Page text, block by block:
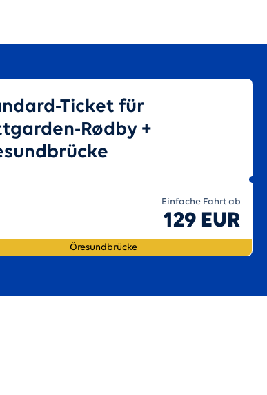
Ticket für
Rødby +
Einfache Fahrt ab
129 EUR
Öresundbrücke